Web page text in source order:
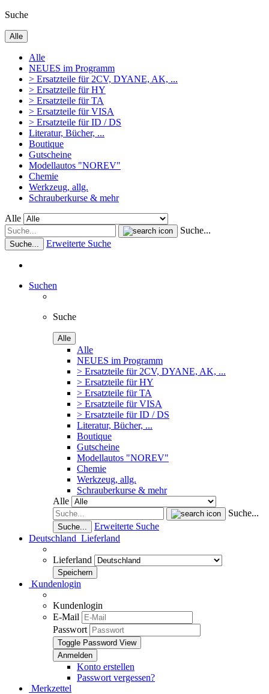
Suche
Alle
Alle
NEUES im Programm
> Ersatzteile für 2CV, DYANE, AK, ...
> Ersatzteile für HY
> Ersatzteile für TA
> Ersatzteile für VISA
> Ersatzteile für ID / DS
Literatur, Bücher, ...
Boutique
Gutscheine
Modellautos "NOREV"
Chemie
Werkzeug, allg.
Schrauberkurse & mehr
Alle
Suche...
Suche... Erweiterte Suche
Suchen
Suche
Alle
Alle
NEUES im Programm
> Ersatzteile für 2CV, DYANE, AK, ...
> Ersatzteile für HY
> Ersatzteile für TA
> Ersatzteile für VISA
> Ersatzteile für ID / DS
Literatur, Bücher, ...
Boutique
Gutscheine
Modellautos "NOREV"
Chemie
Werkzeug, allg.
Schrauberkurse & mehr
Alle
Suche...
Suche...
Erweiterte Suche
Deutschland Lieferland
Lieferland
Kundenlogin
Kundenlogin
E-Mail
Passwort
Toggle Password View
Konto erstellen
Passwort vergessen?
Merkzettel